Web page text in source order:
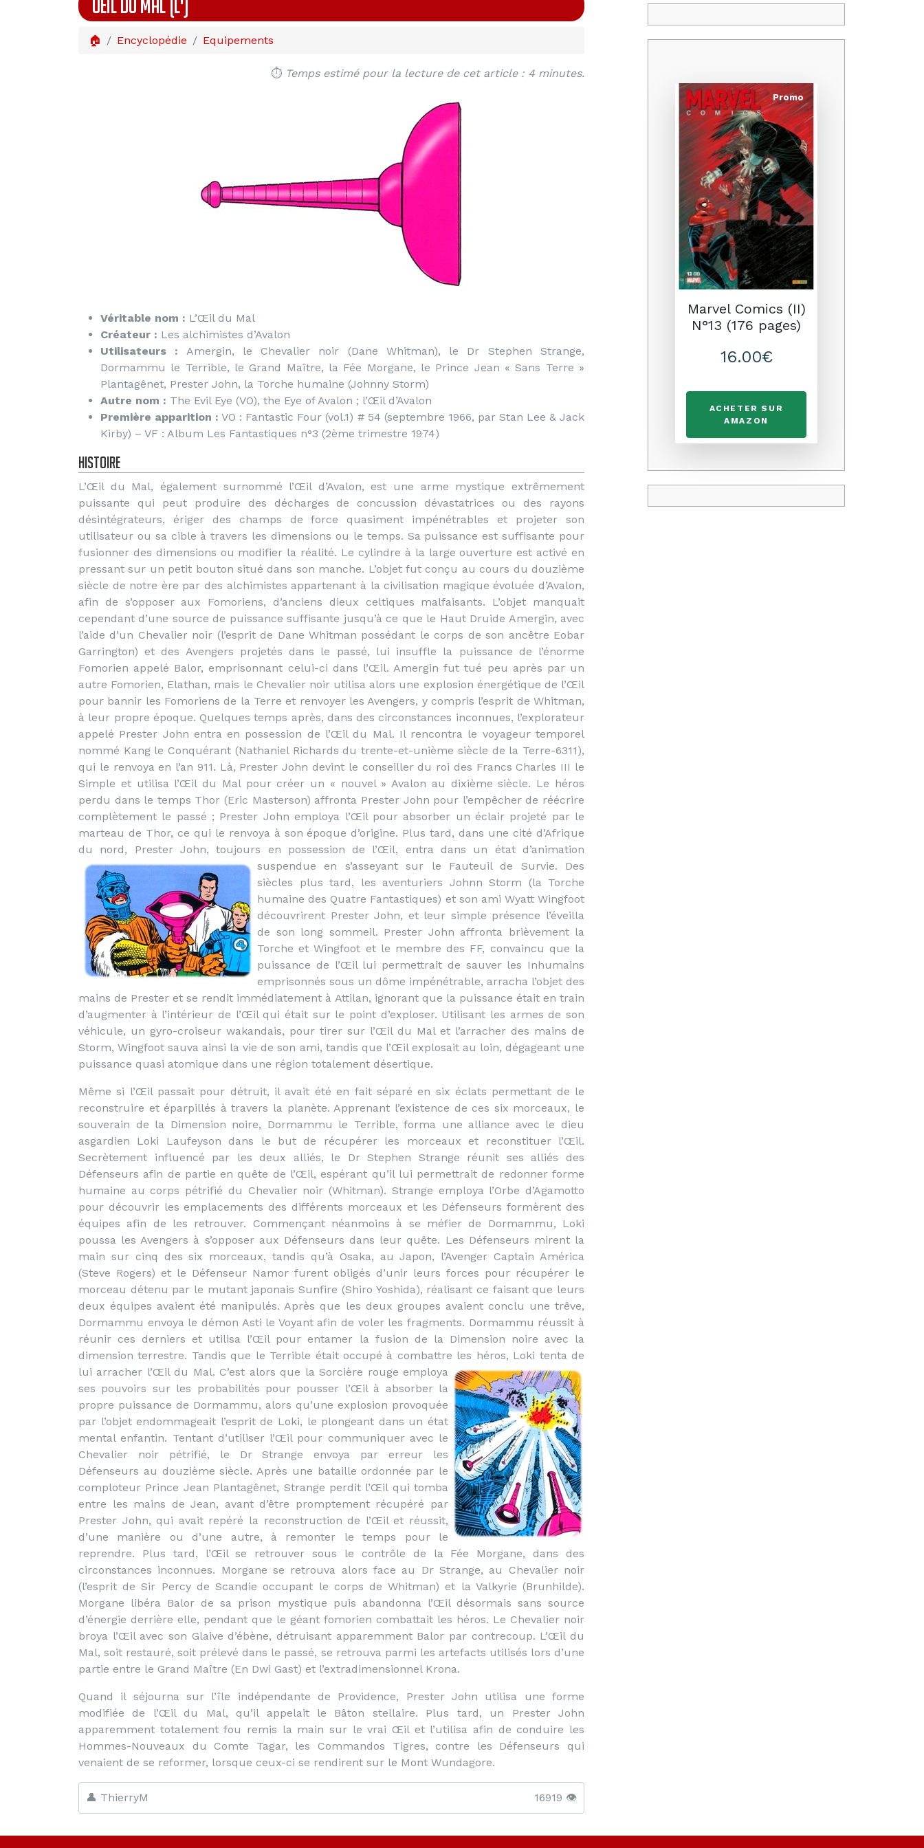
OEIL DU MAL (L')
🏠 Encyclopédie Equipements
⏱️ Temps estimé pour la lecture de cet article : 4 minutes.
Véritable nom : L’Œil du Mal
Créateur : Les alchimistes d’Avalon
Utilisateurs : Amergin, le Chevalier noir (Dane Whitman), le Dr Stephen Strange,
Dormammu le Terrible, le Grand Maître, la Fée Morgane, le Prince Jean « Sans Terre »
Plantagênet, Prester John, la Torche humaine (Johnny Storm)
Autre nom : The Evil Eye (VO), the Eye of Avalon ; l’Œil d’Avalon
Première apparition : VO : Fantastic Four (vol.1) # 54 (septembre 1966, par Stan Lee & Jack
Kirby) – VF : Album Les Fantastiques n°3 (2ème trimestre 1974)
Histoire
L’Œil du Mal, également surnommé l’Œil d’Avalon, est une arme mystique extrêmement
puissante qui peut produire des décharges de concussion dévastatrices ou des rayons
désintégrateurs, ériger des champs de force quasiment impénétrables et projeter son
utilisateur ou sa cible à travers les dimensions ou le temps. Sa puissance est suffisante pour
fusionner des dimensions ou modifier la réalité. Le cylindre à la large ouverture est activé en
pressant sur un petit bouton situé dans son manche. L’objet fut conçu au cours du douzième
siècle de notre ère par des alchimistes appartenant à la civilisation magique évoluée d’Avalon,
afin de s’opposer aux Fomoriens, d’anciens dieux celtiques malfaisants. L’objet manquait
cependant d’une source de puissance suffisante jusqu’à ce que le Haut Druide Amergin, avec
l’aide d’un Chevalier noir (l’esprit de Dane Whitman possédant le corps de son ancêtre Eobar
Garrington) et des Avengers projetés dans le passé, lui insuffle la puissance de l’énorme
Fomorien appelé Balor, emprisonnant celui-ci dans l’Œil. Amergin fut tué peu après par un
autre Fomorien, Elathan, mais le Chevalier noir utilisa alors une explosion énergétique de l’Œil
pour bannir les Fomoriens de la Terre et renvoyer les Avengers, y compris l’esprit de Whitman,
à leur propre époque. Quelques temps après, dans des circonstances inconnues, l’explorateur
appelé Prester John entra en possession de l’Œil du Mal. Il rencontra le voyageur temporel
nommé Kang le Conquérant (Nathaniel Richards du trente-et-unième siècle de la Terre-6311),
qui le renvoya en l’an 911. Là, Prester John devint le conseiller du roi des Francs Charles III le
Simple et utilisa l’Œil du Mal pour créer un « nouvel » Avalon au dixième siècle. Le héros
perdu dans le temps Thor (Eric Masterson) affronta Prester John pour l’empêcher de réécrire
complètement le passé ; Prester John employa l’Œil pour absorber un éclair projeté par le
marteau de Thor, ce qui le renvoya à son époque d’origine. Plus tard, dans une cité d’Afrique
du nord, Prester John, toujours en possession de l’Œil, entra dans un état d’animation
suspendue en s’asseyant sur le Fauteuil de Survie. Des
siècles plus tard, les aventuriers Johnn Storm (la Torche
humaine des Quatre Fantastiques) et son ami Wyatt Wingfoot
découvrirent Prester John, et leur simple présence l’éveilla
de son long sommeil. Prester John affronta brièvement la
Torche et Wingfoot et le membre des FF, convaincu que la
puissance de l’Œil lui permettrait de sauver les Inhumains
emprisonnés sous un dôme impénétrable, arracha l’objet des
mains de Prester et se rendit immédiatement à Attilan, ignorant que la puissance était en train
d’augmenter à l’intérieur de l’Œil qui était sur le point d’exploser. Utilisant les armes de son
véhicule, un gyro-croiseur wakandais, pour tirer sur l’Œil du Mal et l’arracher des mains de
Storm, Wingfoot sauva ainsi la vie de son ami, tandis que l’Œil explosait au loin, dégageant une
puissance quasi atomique dans une région totalement désertique.
Même si l’Œil passait pour détruit, il avait été en fait séparé en six éclats permettant de le
reconstruire et éparpillés à travers la planète. Apprenant l’existence de ces six morceaux, le
souverain de la Dimension noire, Dormammu le Terrible, forma une alliance avec le dieu
asgardien Loki Laufeyson dans le but de récupérer les morceaux et reconstituer l’Œil.
Secrètement influencé par les deux alliés, le Dr Stephen Strange réunit ses alliés des
Défenseurs afin de partie en quête de l’Œil, espérant qu’il lui permettrait de redonner forme
humaine au corps pétrifié du Chevalier noir (Whitman). Strange employa l’Orbe d’Agamotto
pour découvrir les emplacements des différents morceaux et les Défenseurs formèrent des
équipes afin de les retrouver. Commençant néanmoins à se méfier de Dormammu, Loki
poussa les Avengers à s’opposer aux Défenseurs dans leur quête. Les Défenseurs mirent la
main sur cinq des six morceaux, tandis qu’à Osaka, au Japon, l’Avenger Captain América
(Steve Rogers) et le Défenseur Namor furent obligés d’unir leurs forces pour récupérer le
morceau détenu par le mutant japonais Sunfire (Shiro Yoshida), réalisant ce faisant que leurs
deux équipes avaient été manipulés. Après que les deux groupes avaient conclu une trêve,
Dormammu envoya le démon Asti le Voyant afin de voler les fragments. Dormammu réussit à
réunir ces derniers et utilisa l’Œil pour entamer la fusion de la Dimension noire avec la
dimension terrestre. Tandis que le Terrible était occupé à combattre les héros, Loki tenta de
lui arracher l’Œil du Mal. C’est alors que la Sorcière rouge employa
ses pouvoirs sur les probabilités pour pousser l’Œil à absorber la
propre puissance de Dormammu, alors qu’une explosion provoquée
par l’objet endommageait l’esprit de Loki, le plongeant dans un état
mental enfantin. Tentant d’utiliser l’Œil pour communiquer avec le
Chevalier noir pétrifié, le Dr Strange envoya par erreur les
Défenseurs au douzième siècle. Après une bataille ordonnée par le
comploteur Prince Jean Plantagênet, Strange perdit l’Œil qui tomba
entre les mains de Jean, avant d’être promptement récupéré par
Prester John, qui avait repéré la reconstruction de l’Œil et réussit,
d’une manière ou d’une autre, à remonter le temps pour le
reprendre. Plus tard, l’Œil se retrouver sous le contrôle de la Fée Morgane, dans des
circonstances inconnues. Morgane se retrouva alors face au Dr Strange, au Chevalier noir
(l’esprit de Sir Percy de Scandie occupant le corps de Whitman) et la Valkyrie (Brunhilde).
Morgane libéra Balor de sa prison mystique puis abandonna l’Œil désormais sans source
d’énergie derrière elle, pendant que le géant fomorien combattait les héros. Le Chevalier noir
broya l’Œil avec son Glaive d’ébène, détruisant apparemment Balor par contrecoup. L’Œil du
Mal, soit restauré, soit prélevé dans le passé, se retrouva parmi les artefacts utilisés lors d’une
partie entre le Grand Maître (En Dwi Gast) et l’extradimensionnel Krona.
Quand il séjourna sur l’île indépendante de Providence, Prester John utilisa une forme
modifiée de l’Œil du Mal, qu’il appelait le Bâton stellaire. Plus tard, un Prester John
apparemment totalement fou remis la main sur le vrai Œil et l’utilisa afin de conduire les
Hommes-Nouveaux du Comte Tagar, les Commandos Tigres, contre les Défenseurs qui
venaient de se reformer, lorsque ceux-ci se rendirent sur le Mont Wundagore.
👤 ThierryM 16919 👁️
Promo
Marvel Comics (II)
N°13 (176 pages)
16.00€
ACHETER SUR
AMAZON